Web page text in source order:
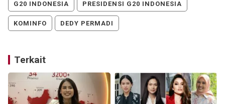
G20 INDONESIA PRESIDENSI G20 INDONESIA
KOMINFO DEDY PERMADI
Terkait